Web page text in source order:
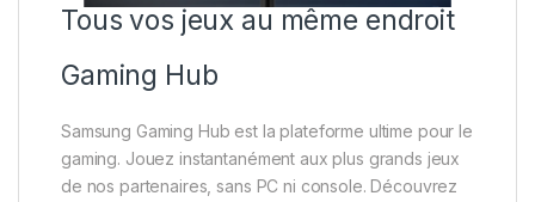
Tous vos jeux au même endroit
Gaming Hub
Samsung Gaming Hub est la plateforme ultime pour le
gaming. Jouez instantanément aux plus grands jeux
de nos partenaires, sans PC ni console. Découvrez